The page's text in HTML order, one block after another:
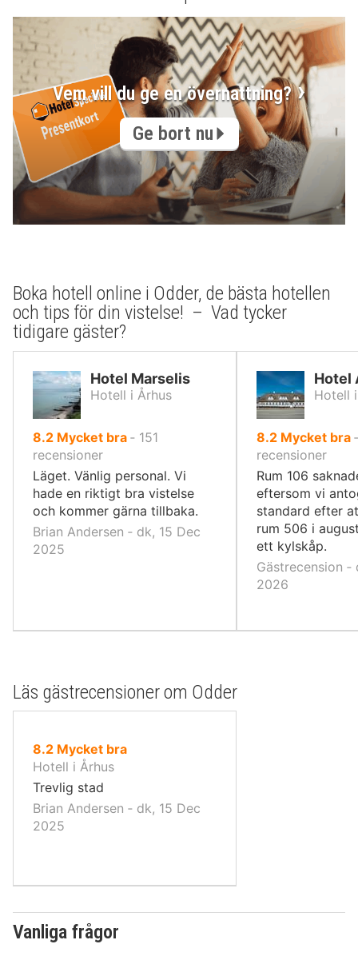
Vem vill du ge en övernattning?
Ge bort nu
Boka hotell online i Odder, de bästa hotellen
och tips för din vistelse! – Vad tycker
tidigare gäster?
Hotel Marselis
Hotell i Århus
8.2 av
10,
Mycket bra ‐ 151
recensioner
Läget. Vänlig personal. Vi
hade en riktigt bra vistelse
och kommer gärna tillbaka.
Brian Andersen ‐ dk, 15 Dec
2025
Hotel
Hotell
8.2 av
10,
Mycket bra
recensioner
Rum 106
eftersom vi
standard efter
rum 506 i
ett kylskåp.
Gästrecension ‐
2026
Läs gästrecensioner om Odder
8.2 av
10,
Mycket bra
Hotell i Århus
Trevlig stad
Brian Andersen ‐ dk, 15 Dec
2025
Vanliga frågor